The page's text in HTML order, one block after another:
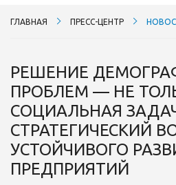
ГЛАВНАЯ ПРЕСС-ЦЕНТР
РЕШЕНИЕ
ПРОБЛЕМ — НЕ
СОЦИАЛЬНАЯ
СТРАТЕГИЧЕСКИЙ
УСТОЙЧИВОГО
ПРЕДПРИЯТИЙ